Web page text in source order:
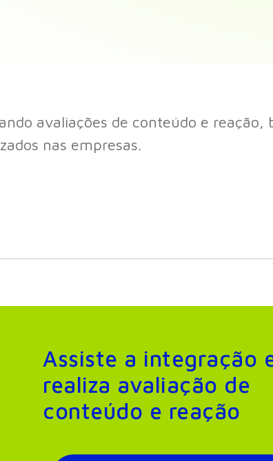
avaliações de conteúdo e reação,
nas empresas.
Assiste a integração
realiza avaliação de
conteúdo e reação